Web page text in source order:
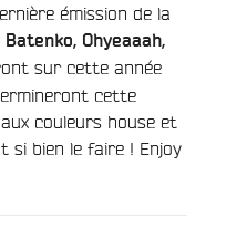
émission de la
Batenko, Ohyeaaah,
sur cette année
cette
couleurs house et
si bien le faire ! Enjoy